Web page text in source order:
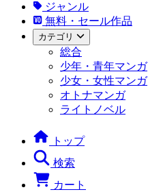
ジャンル
無料・セール作品
カテゴリ
総合
少年・青年マンガ
少女・女性マンガ
オトナマンガ
ライトノベル
トップ
検索
カート